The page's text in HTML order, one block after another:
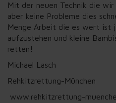
Mit der neuen Technik die
aber keine Probleme dies
Menge Arbeit die es wert ist
aufzustehen und kleine
retten!
Michael Lasch
Rehkitzrettung-München
www.rehkitzrettung-